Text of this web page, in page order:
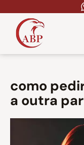
como
a outra